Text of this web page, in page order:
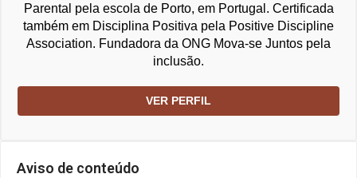
Parental pela escola de Porto, em Portugal. Certificada
também em Disciplina Positiva pela Positive Discipline
Association. Fundadora da ONG Mova-se Juntos pela
inclusão.
VER PERFIL
Aviso de conteúdo